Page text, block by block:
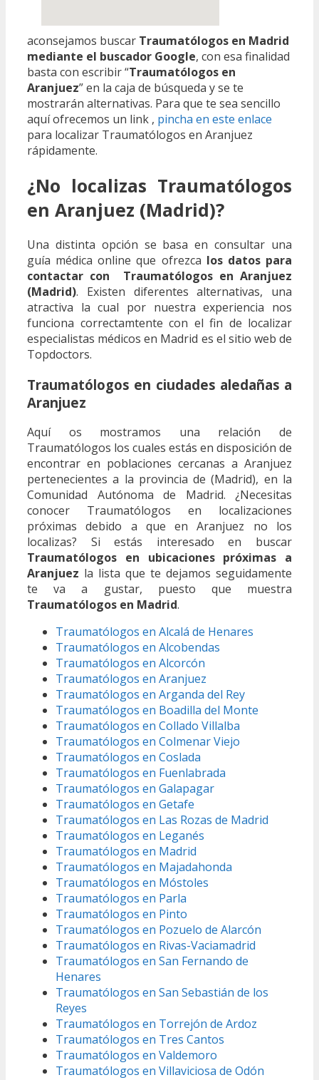
aconsejamos buscar Traumatólogos en Madrid
mediante el buscador Google, con esa finalidad
basta con escribir “Traumatólogos en
Aranjuez” en la caja de búsqueda y se te
mostrarán alternativas. Para que te sea sencillo
aquí ofrecemos un link , pincha en este enlace
para localizar Traumatólogos en Aranjuez
rápidamente.
¿No localizas Traumatólogos
en Aranjuez (Madrid)?
Una distinta opción se basa en consultar una
guía médica online que ofrezca los datos para
contactar con Traumatólogos en Aranjuez
(Madrid). Existen diferentes alternativas, una
atractiva la cual por nuestra experiencia nos
funciona correctamtente con el fin de localizar
especialistas médicos en Madrid es el sitio web de
Topdoctors.
Traumatólogos en ciudades aledañas a
Aranjuez
Aquí os mostramos una relación de
Traumatólogos los cuales estás en disposición de
encontrar en poblaciones cercanas a Aranjuez
pertenecientes a la provincia de (Madrid), en la
Comunidad Autónoma de Madrid. ¿Necesitas
conocer Traumatólogos en localizaciones
próximas debido a que en Aranjuez no los
localizas? Si estás interesado en buscar
Traumatólogos en ubicaciones próximas a
Aranjuez la lista que te dejamos seguidamente
te va a gustar, puesto que muestra
Traumatólogos en Madrid.
Traumatólogos en Alcalá de Henares
Traumatólogos en Alcobendas
Traumatólogos en Alcorcón
Traumatólogos en Aranjuez
Traumatólogos en Arganda del Rey
Traumatólogos en Boadilla del Monte
Traumatólogos en Collado Villalba
Traumatólogos en Colmenar Viejo
Traumatólogos en Coslada
Traumatólogos en Fuenlabrada
Traumatólogos en Galapagar
Traumatólogos en Getafe
Traumatólogos en Las Rozas de Madrid
Traumatólogos en Leganés
Traumatólogos en Madrid
Traumatólogos en Majadahonda
Traumatólogos en Móstoles
Traumatólogos en Parla
Traumatólogos en Pinto
Traumatólogos en Pozuelo de Alarcón
Traumatólogos en Rivas-Vaciamadrid
Traumatólogos en San Fernando de
Henares
Traumatólogos en San Sebastián de los
Reyes
Traumatólogos en Torrejón de Ardoz
Traumatólogos en Tres Cantos
Traumatólogos en Valdemoro
Traumatólogos en Villaviciosa de Odón